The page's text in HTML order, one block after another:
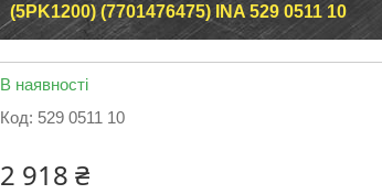
(5PK1200) (7701476475) INA 529 0511 10
В наявності
Код: 529 0511 10
2 918 ₴